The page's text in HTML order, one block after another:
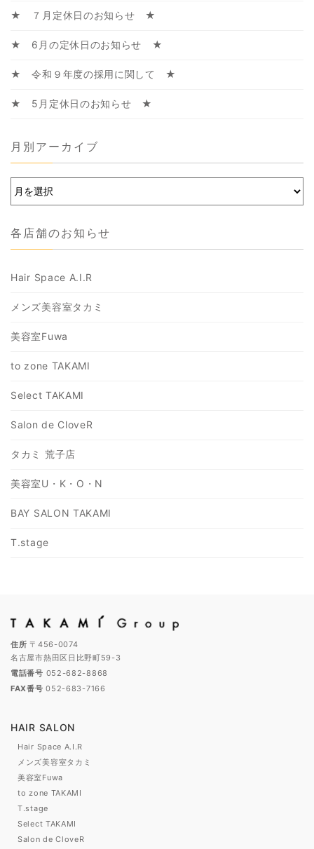
★ ７月定休日のお知らせ ★
★ 6月の定休日のお知らせ ★
★ 令和９年度の採用に関して ★
★ 5月定休日のお知らせ ★
月別アーカイブ
各店舗のお知らせ
Hair Space A.I.R
メンズ美容室タカミ
美容室Fuwa
to zone TAKAMI
Select TAKAMI
Salon de CloveR
タカミ 荒子店
美容室U・K・O・N
BAY SALON TAKAMI
T.stage
住所 〒456-0074
名古屋市熱田区日比野町59-3
電話番号 052-682-8868
FAX番号 052-683-7166
HAIR SALON
Hair Space A.I.R
メンズ美容室タカミ
美容室Fuwa
to zone TAKAMI
T.stage
Select TAKAMI
Salon de CloveR